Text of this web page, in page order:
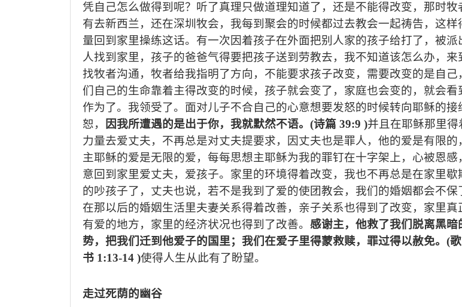
凭自己怎么做得到呢？听了真理只做道理知道了，还是不能得改变，那时牧
有去新西兰，还在深圳牧会，我每到聚会的时候都过去教会一起祷告，这样
量回到家里操练这话。有一次因着孩子在外面把别人家的孩子给打了，被派
人找到家里，孩子的爸爸气得要把孩子送到劳教去，我不知道该怎么办，来
找牧者沟通，牧者给我指明了方向，不能要求孩子改变，需要改变的是自己
们自己的生命靠着主得改变的时候，孩子就会变了，家庭也会变的，就会看
作为了。我领受了。面对儿子不合自己的心意想要发怒的时候转向耶稣的接
恕，
因我所遭遇的是出于你，我就默然不语。 (诗篇 39:9 )并且在耶稣那里得
力量去爱丈夫，不再总是对丈夫提要求，因丈夫也是罪人，他的爱是有限的
主耶稣的爱是无限的爱，每每思想主耶稣为我的罪钉在十字架上，心被恩感
意回到家里爱丈夫，爱孩子。家里的环境得着改变，我也不再总是在家里歇
的吵孩子了，丈夫也说，若不是我到了爱的使团教会，我们的婚姻都会不保
在那以后的婚姻生活里夫妻关系得着改善，亲子关系也得到了改变，家里真
有爱的地方，家里的经济状况也得到了改善。 感谢主，他救了我们脱离黑暗
势，把我们迁到他爱子的国里；我们在爱子里得蒙救赎，罪过得以赦免。 (
书 1:13-14 )使得人生从此有了盼望。
走过死荫的幽谷